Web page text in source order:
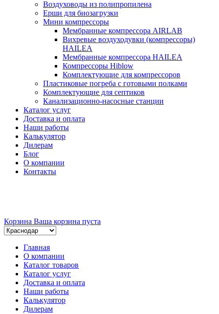
Воздуховоды из полипропилена
Ерши для биозагрузки
Мини компрессоры
Мембранные компрессора AIRLAB
Вихревые воздуходувки (компрессоры)
HAILEA
Мембранные компрессора HAILEA
Компрессоры Hiblow
Комплектующие для компрессоров
Пластиковые погреба с готовыми полками
Комплектующие для септиков
Канализационно-насосные станции
Каталог услуг
Доставка и оплата
Наши работы
Калькулятор
Дилерам
Блог
О компании
Контакты
Корзина Ваша корзина пуста
Главная
О компании
Каталог товаров
Каталог услуг
Доставка и оплата
Наши работы
Калькулятор
Дилерам